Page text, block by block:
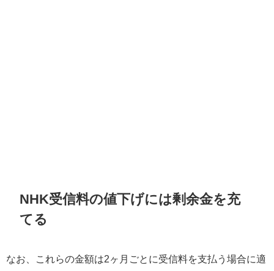
NHK受信料の値下げには剰余金を充
てる
なお、これらの金額は2ヶ月ごとに受信料を支払う場合に適